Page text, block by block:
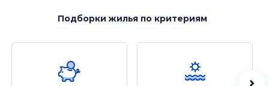
Подборки жильяпо критериям